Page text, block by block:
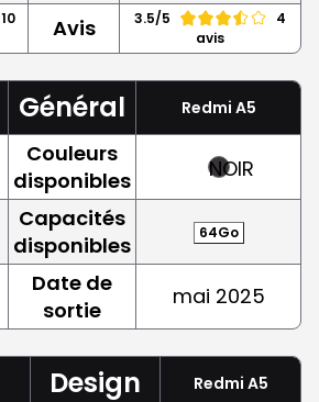
10
Avis 3.5/5
4
avis
Général Redmi A5
Couleurs
disponibles
NOIR
Capacités
disponibles
64Go
Date de
sortie
mai 2025
Design Redmi A5